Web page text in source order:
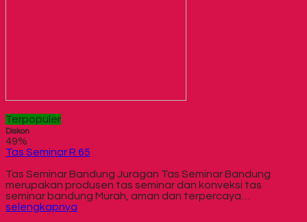
Terpopuler
Diskon
49%
Tas Seminar R 65
Tas Seminar Bandung Juragan Tas Seminar Bandung
merupakan produsen tas seminar dan konveksi tas
seminar bandung Murah, aman dan terpercaya…
selengkapnya